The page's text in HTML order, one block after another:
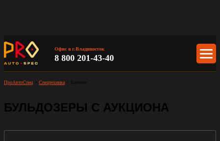
Офис в г.Владивосток
8 800 201-43-40
ПроАвтоСпец Спецтехника Каталог
БУЛЬДОЗЕРЫ С АУКЦИОНА